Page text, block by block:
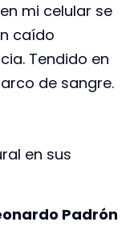
mi celular se
caído
Tendido en
de sangre.
en sus
Padrón